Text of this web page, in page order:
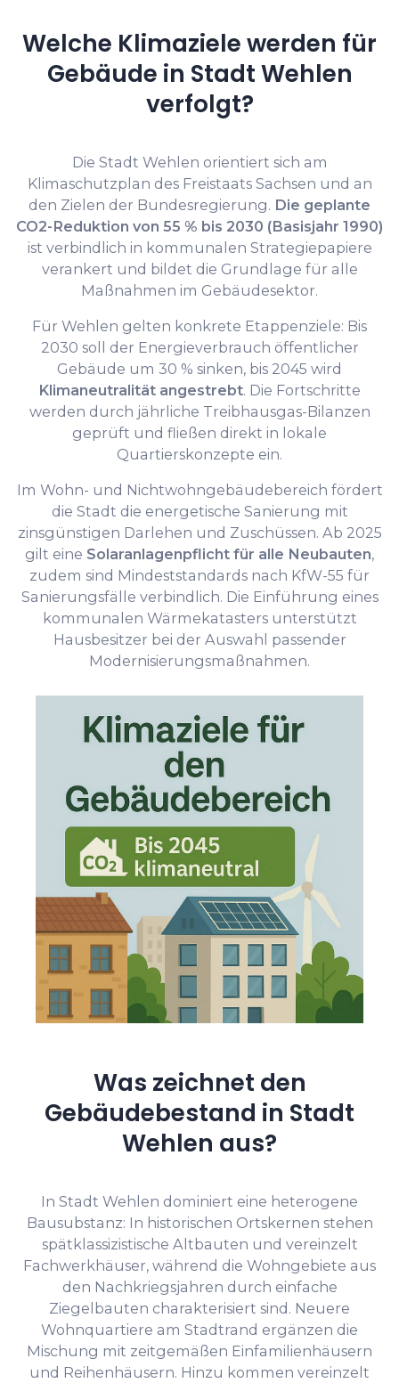
Welche Klimaziele werden für
Gebäude in Stadt Wehlen
verfolgt?
Die Stadt Wehlen orientiert sich am
Klimaschutzplan des Freistaats Sachsen und an
den Zielen der Bundesregierung. Die geplante
CO2-Reduktion von 55 % bis 2030 (Basisjahr 1990)
ist verbindlich in kommunalen Strategiepapiere
verankert und bildet die Grundlage für alle
Maßnahmen im Gebäudesektor.
Für Wehlen gelten konkrete Etappenziele: Bis
2030 soll der Energieverbrauch öffentlicher
Gebäude um 30 % sinken, bis 2045 wird
Klimaneutralität angestrebt. Die Fortschritte
werden durch jährliche Treibhausgas-Bilanzen
geprüft und fließen direkt in lokale
Quartierskonzepte ein.
Im Wohn- und Nichtwohngebäudebereich fördert
die Stadt die energetische Sanierung mit
zinsgünstigen Darlehen und Zuschüssen. Ab 2025
gilt eine Solaranlagenpflicht für alle Neubauten,
zudem sind Mindeststandards nach KfW-55 für
Sanierungsfälle verbindlich. Die Einführung eines
kommunalen Wärmekatasters unterstützt
Hausbesitzer bei der Auswahl passender
Modernisierungsmaßnahmen.
Was zeichnet den
Gebäudebestand in Stadt
Wehlen aus?
In Stadt Wehlen dominiert eine heterogene
Bausubstanz: In historischen Ortskernen stehen
spätklassizistische Altbauten und vereinzelt
Fachwerkhäuser, während die Wohngebiete aus
den Nachkriegsjahren durch einfache
Ziegelbauten charakterisiert sind. Neuere
Wohnquartiere am Stadtrand ergänzen die
Mischung mit zeitgemäßen Einfamilienhäusern
und Reihenhäusern. Hinzu kommen vereinzelt